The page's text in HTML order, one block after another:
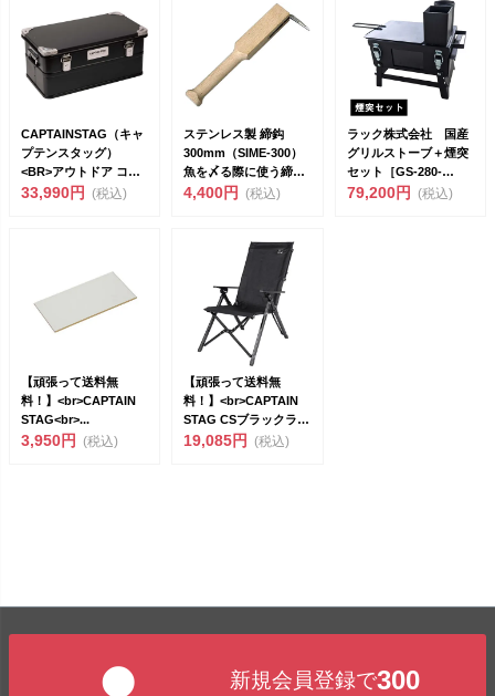
CAPTAINSTAG（キャ
プテンスタッグ）
<BR>アウトドア コン
テナ...
33,990円 (税込)
ステンレス製 締鈎
300mm（SIME-300）
魚を〆る際に使う締め
カギ 船上で使...
4,400円 (税込)
ラック株式会社 国産
グリルストーブ＋煙突
セット［GS-280-
SET］<br&...
79,200円 (税込)
【頑張って送料無
料！】<br>CAPTAIN
STAG<br>...
3,950円 (税込)
【頑張って送料無
料！】<br>CAPTAIN
STAG CSブラックラ
ベ...
19,085円 (税込)
新規会員登録で300